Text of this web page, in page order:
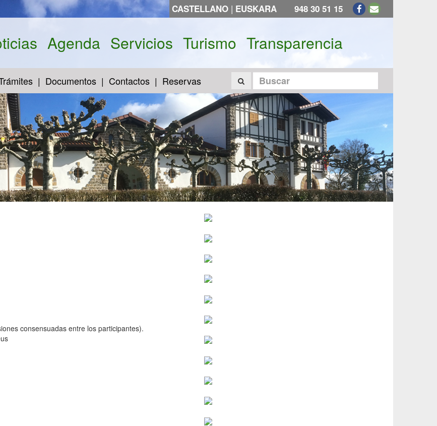
CASTELLANO | EUSKARA 948 30 51 15
Agenda Servicios Turismo Transparencia
Documentos Contactos Reservas
consensuadas entre los participantes).